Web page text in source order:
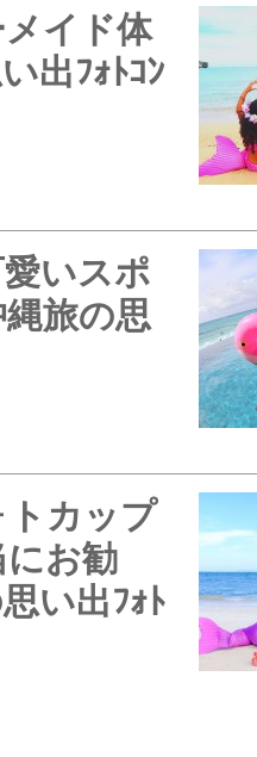
イド体
出ﾌｫﾄｺﾝ
いスポ
旅の思
カップ
お勧
い出ﾌｫﾄ